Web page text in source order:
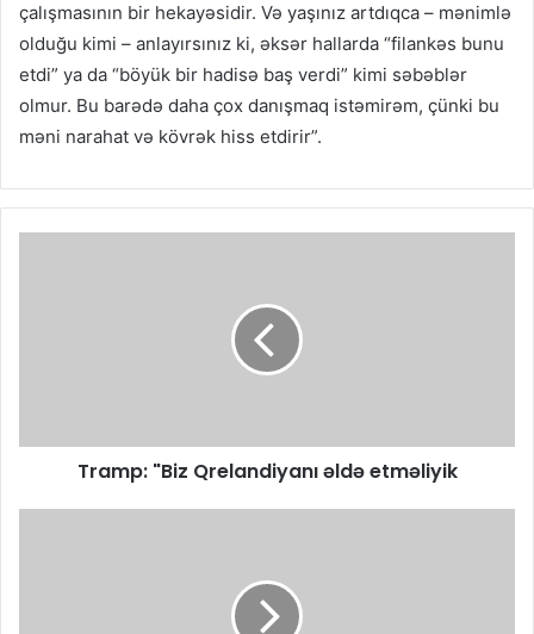
çalışmasının bir hekayəsidir. Və yaşınız artdıqca – mənimlə
olduğu kimi – anlayırsınız ki, əksər hallarda “filankəs bunu
etdi” ya da “böyük bir hadisə baş verdi” kimi səbəblər
olmur. Bu barədə daha çox danışmaq istəmirəm, çünki bu
məni narahat və kövrək hiss etdirir”.
Tramp: "Biz Qrelandiyanı əldə etməliyik